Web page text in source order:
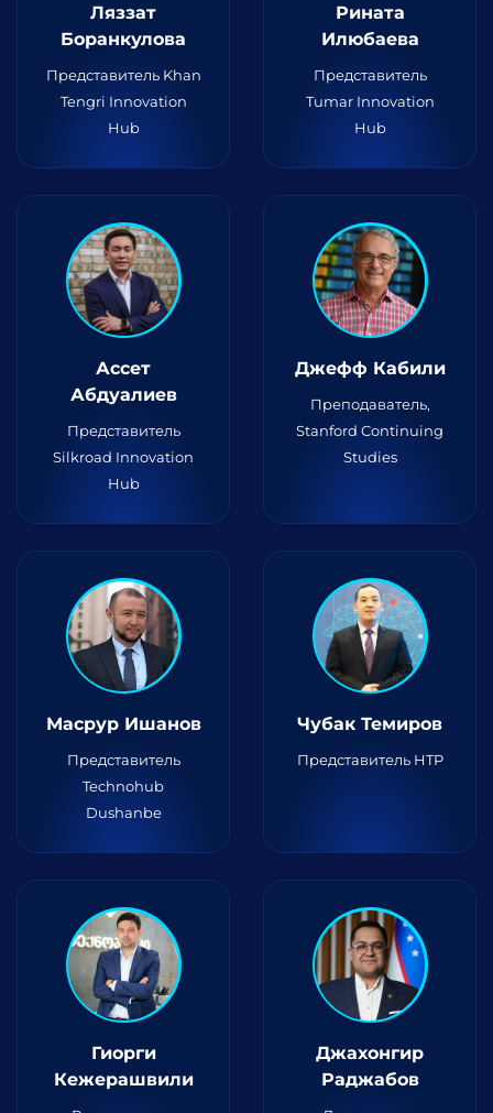
Ляззат
Боранкулова
Представитель Khan
Tengri Innovation
Hub
Рината
Илюбаева
Представитель
Tumar Innovation
Hub
Ассет
Абдуалиев
Представитель
Silkroad Innovation
Hub
Джефф Кабили
Преподаватель,
Stanford Continuing
Studies
Масрур Ишанов
Представитель
Technohub
Dushanbe
Чубак Темиров
Представитель HTP
Гиорги
Кежерашвили
Джахонгир
Раджабов